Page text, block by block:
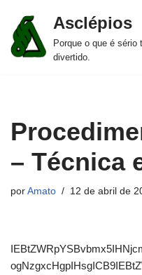
Pular
para
Asclépios
Porque o que é sério
divertido.
– Técnica
por Amato 12 de abril de